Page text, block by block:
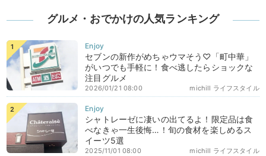
グルメ・おでかけの人気ランキング
セブンの新作がめちゃウマそう♡「町中華」
がいつでも手軽に！食べ逃したらショックな
注目グルメ
michill ライフスタイル
2026/01/21 08:00
シャトレーゼに凄いの出てるよ！限定品は食
べなきゃ一生後悔…！旬の食材を楽しめるス
イーツ5選
michill ライフスタイル
2025/11/01 08:00